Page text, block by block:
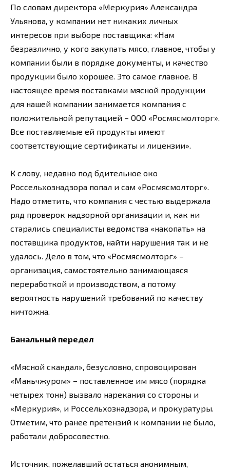
По словам директора «Меркурия» Александра
Ульянова, у компании нет никаких личных
интересов при выборе поставщика: «Нам
безразлично, у кого закупать мясо, главное, чтобы у
компании были в порядке документы, и качество
продукции было хорошее. Это самое главное. В
настоящее время поставками мясной продукции
для нашей компании занимается компания с
положительной репутацией – ООО «Росмясмолторг».
Все поставляемые ей продукты имеют
соответствующие сертификаты и лицензии».
К слову, недавно под бдительное око
Россельхознадзора попал и сам «Росмясмолторг».
Надо отметить, что компания с честью выдержала
ряд проверок надзорной организации и, как ни
старались специалисты ведомства «накопать» на
поставщика продуктов, найти нарушения так и не
удалось. Дело в том, что «Росмясмолторг» –
организация, самостоятельно занимающаяся
переработкой и производством, а потому
вероятность нарушений требований по качеству
ничтожна.
Банальный передел
«Мясной скандал», безусловно, спровоцирован
«Маньчжуром» – поставленное им мясо (порядка
четырех тонн) вызвало нарекания со стороны и
«Меркурия», и Россельхознадзора, и прокуратуры.
Отметим, что ранее претензий к компании не было,
работали добросовестно.
Источник, пожелавший остаться анонимным,